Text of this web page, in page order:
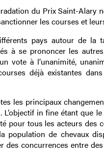
du Prix Saint-Alary
les courses et
pays autour de
à se prononcer les
vote à l’unanimité,
déjà existantes
les principaux
L’objectif in fine étant que
pour tous les acteurs des
population de chevaux
des concurrences entre